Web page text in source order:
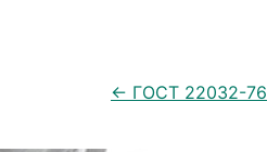
← ГОСТ 22032-76